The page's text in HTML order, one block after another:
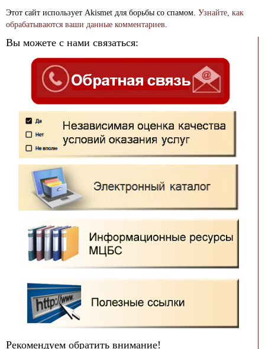
Этот сайт использует Akismet для борьбы со спамом. Узнайте, как
обрабатываются ваши данные комментариев.
Вы можете с нами связаться:
Рекомендуем обратить внимание!